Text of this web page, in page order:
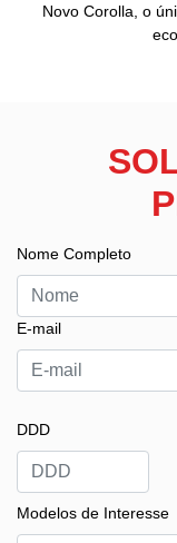
Novo Corolla, o
Nome Completo
E-mail
DDD
Modelos de Interesse